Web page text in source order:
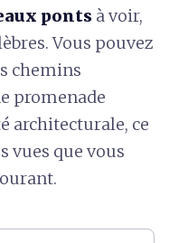
ponts à voir,
Vous pouvez
chemins
promenade
architecturale, ce
vues que vous